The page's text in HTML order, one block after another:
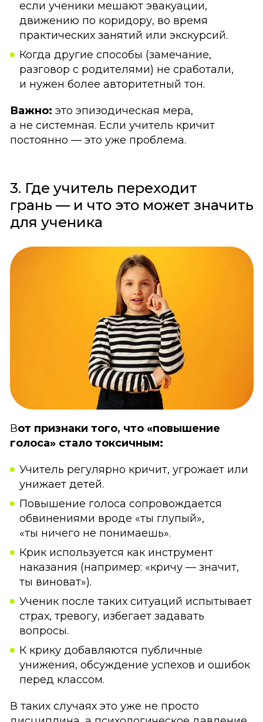
если ученики мешают эвакуации,
движению по коридору, во время
практических занятий или экскурсий.
Когда другие способы (замечание,
разговор с родителями) не сработали,
и нужен более авторитетный тон.
Важно: это эпизодическая мера,
а не системная. Если учитель кричит
постоянно — это уже проблема.
3. Где учитель переходит
грань — и что это может значить
для ученика
Вот признаки того, что «повышение
голоса» стало токсичным:
Учитель регулярно кричит, угрожает или
унижает детей.
Повышение голоса сопровождается
обвинениями вроде «ты глупый»,
«ты ничего не понимаешь».
Крик используется как инструмент
наказания (например: «кричу — значит,
ты виноват»).
Ученик после таких ситуаций испытывает
страх, тревогу, избегает задавать
вопросы.
К крику добавляются публичные
унижения, обсуждение успехов и ошибок
перед классом.
В таких случаях это уже не просто